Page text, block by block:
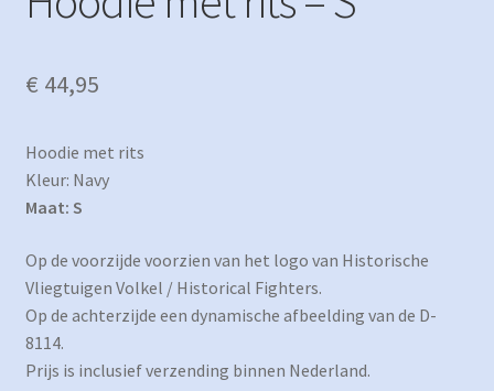
€ 44,95
Hoodie met rits
Kleur: Navy
Maat: S
Op de voorzijde voorzien van het logo van Historische
Vliegtuigen Volkel / Historical Fighters.
Op de achterzijde een dynamische afbeelding van de D-
8114.
Prijs is inclusief verzending binnen Nederland.